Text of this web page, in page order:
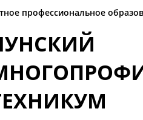
профессиональное